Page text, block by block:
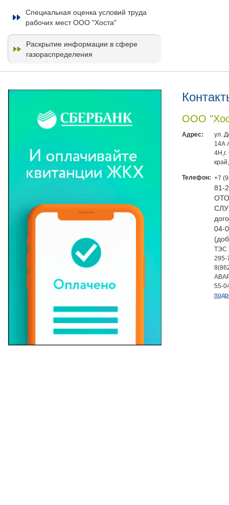
Специальная оценка условий труда
рабочих мест ООО "Хоста"
Раскрытие информации в сфере
газораспределения
ООО
Адрес:
ул.
14А
Телефон: +7
81-
04-
ТЭС
295-
55-